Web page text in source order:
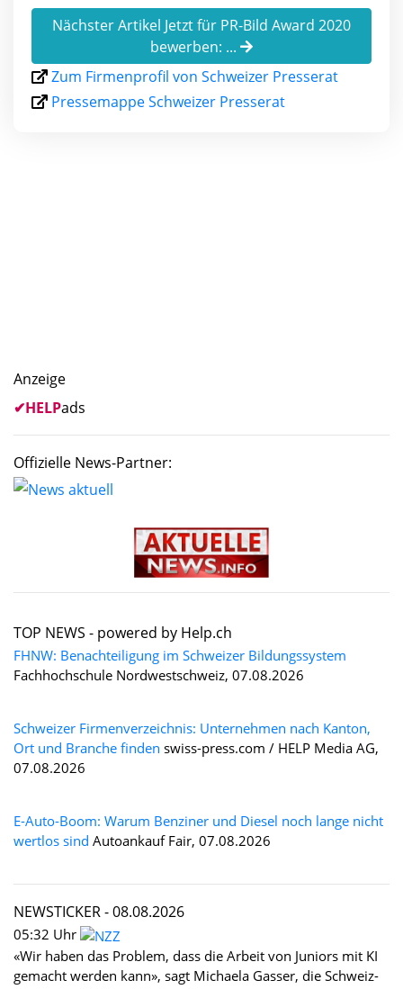
Nächster Artikel Jetzt für PR-Bild Award 2020
bewerben: ...
Zum Firmenprofil von Schweizer Presserat
Pressemappe Schweizer Presserat
Anzeige
✔HELPads
Offizielle News-Partner:
TOP NEWS - powered by Help.ch
FHNW: Benachteiligung im Schweizer Bildungssystem
Fachhochschule Nordwestschweiz, 07.08.2026
Schweizer Firmenverzeichnis: Unternehmen nach Kanton,
Ort und Branche finden swiss-press.com / HELP Media AG,
07.08.2026
E-Auto-Boom: Warum Benziner und Diesel noch lange nicht
wertlos sind Autoankauf Fair, 07.08.2026
NEWSTICKER -08.08.2026
05:32 Uhr
«Wir haben das Problem, dass die Arbeit von Juniors mit KI
gemacht werden kann», sagt Michaela Gasser, die Schweiz-